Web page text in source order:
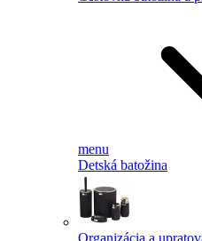
menu
Detská batožina
Organizácia a